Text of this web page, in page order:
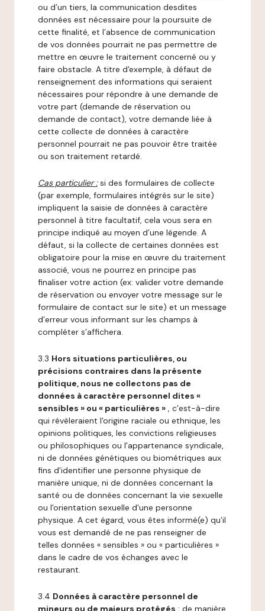
ou d’un tiers, la communication desdites
données est nécessaire pour la poursuite de
cette finalité, et l’absence de communication
de vos données pourrait ne pas permettre de
mettre en œuvre le traitement concerné ou y
faire obstacle. A titre d'exemple, à défaut de
renseignement des informations qui seraient
nécessaires pour répondre à une demande de
votre part (demande de réservation ou
demande de contact), votre demande liée à
cette collecte de données à caractère
personnel pourrait ne pas pouvoir être traitée
ou son traitement retardé.
Cas particulier : si des formulaires de collecte
(par exemple, formulaires intégrés sur le site)
impliquent la saisie de données à caractère
personnel à titre facultatif, cela vous sera en
principe indiqué au moyen d’une légende. A
défaut, si la collecte de certaines données est
obligatoire pour la mise en œuvre du traitement
associé, vous ne pourrez en principe pas
finaliser votre action (ex: valider votre demande
de réservation ou envoyer votre message sur le
formulaire de contact sur le site) et un message
d’erreur vous informant sur les champs à
compléter s’affichera.
3.3 Hors situations particulières, ou
précisions contraires dans la présente
politique, nous ne collectons pas de
données à caractère personnel dites «
sensibles » ou « particulières » , c’est-à-dire
qui révèleraient l'origine raciale ou ethnique, les
opinions politiques, les convictions religieuses
ou philosophiques ou l'appartenance syndicale,
ni de données génétiques ou biométriques aux
fins d'identifier une personne physique de
manière unique, ni de données concernant la
santé ou de données concernant la vie sexuelle
ou l'orientation sexuelle d'une personne
physique. A cet égard, vous êtes informé(e) qu’il
vous est demandé de ne pas renseigner de
telles données « sensibles » ou « particulières »
dans le cadre de vos échanges avec le
restaurant.
3.4 Données à caractère personnel de
mineurs ou de majeurs protégés : de manière